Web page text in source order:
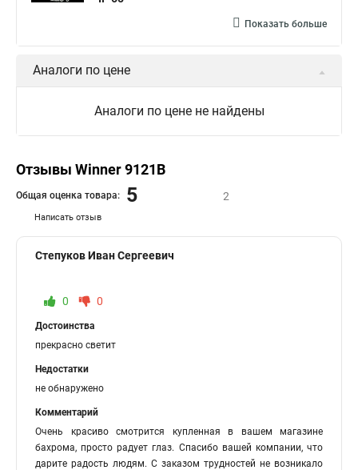
Показать больше
Аналоги по цене
Аналоги по цене не найдены
Отзывы Winner 9121B
Написать отзыв
Общая оценка товара: 5 2
Степуков Иван Сергеевич
0 0
Достоинства
прекрасно светит
Недостатки
не обнаружено
Комментарий
Очень красиво смотрится купленная в вашем магазине
бахрома, просто радует глаз. Спасибо вашей компании, что
дарите радость людям. С заказом трудностей не возникало